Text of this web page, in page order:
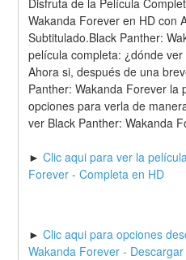
Disfruta de la Película
Wakanda Forever en HD con
Subtitulado.Black Panther:
película completa: ¿dónde
Ahora si, después de una
Panther: Wakanda Forever la
opciones para verla de
ver Black Panther: Wakanda
► Clic aqui para ver la
Forever - Completa en HD
► Clic aqui para opciones
Wakanda Forever -